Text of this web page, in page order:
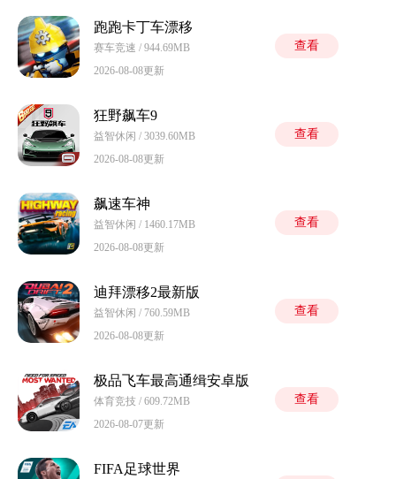
跑跑卡丁车漂移
赛车竞速 / 944.69MB
2026-08-08更新
查看
狂野飙车9
益智休闲 / 3039.60MB
2026-08-08更新
查看
飙速车神
益智休闲 / 1460.17MB
2026-08-08更新
查看
迪拜漂移2最新版
益智休闲 / 760.59MB
2026-08-08更新
查看
极品飞车最高通缉安卓版
体育竞技 / 609.72MB
2026-08-07更新
查看
FIFA足球世界